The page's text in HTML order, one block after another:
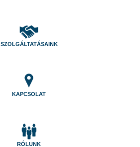
SZOLGÁLTATÁSAINK
KAPCSOLAT
RÓLUNK